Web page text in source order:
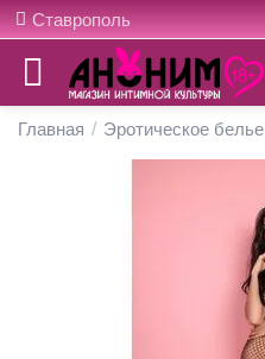
Ставрополь
Главная / Эротическое белье